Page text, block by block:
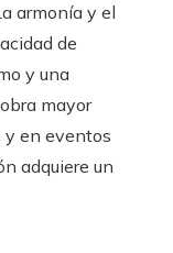
armonía y el
de
y una
mayor
y en eventos
adquiere un